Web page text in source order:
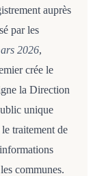
auprès
par les
2026,
crée le
la Direction
unique
traitement de
communes.